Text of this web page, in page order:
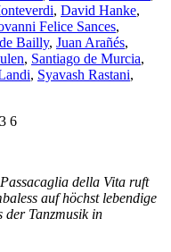
, David Hanke,
Felice Sances,
Bailly, Juan Arañés,
, Santiago de Murcia,
, Syavash Rastani,
6
della Vita ruft
auf höchst lebendige
der Tanzmusik in